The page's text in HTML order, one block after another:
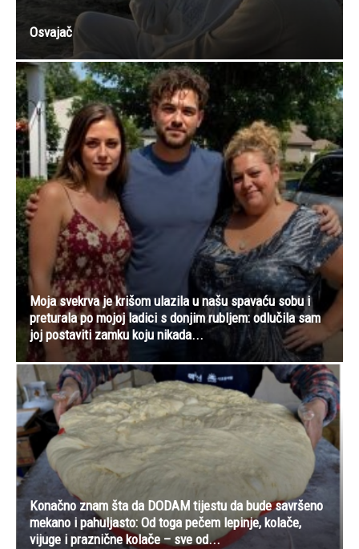
Osvajač
Moja svekrva je krišom ulazila u našu spavaću sobu i
preturala po mojoj ladici s donjim rubljem: odlučila sam
joj postaviti zamku koju nikada...
Konačno znam šta da DODAM tijestu da bude savršeno
mekano i pahuljasto: Od toga pečem lepinje, kolače,
vijuge i praznične kolače – sve od...